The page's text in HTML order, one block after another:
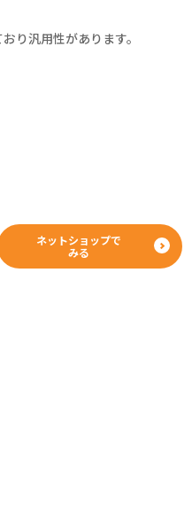
り汎用性があります。
ネットショップで
みる